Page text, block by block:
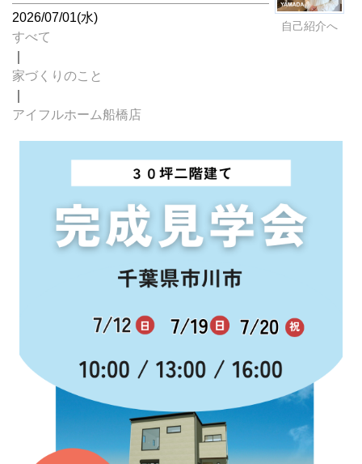
自己紹介へ
2026/07/01(水)
すべて
家づくりのこと
アイフルホーム船橋店